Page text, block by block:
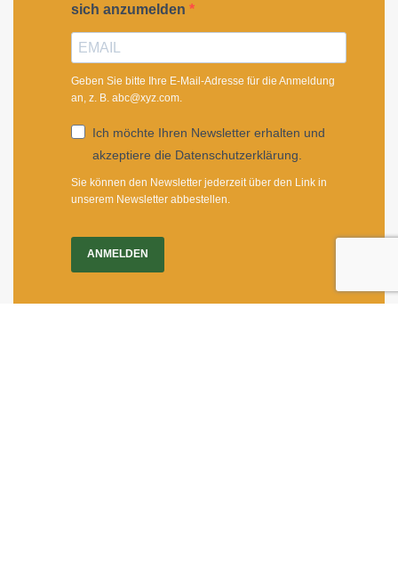
sich anzumelden
Geben Sie bitte Ihre E-Mail-Adresse für die Anmeldung
an, z. B. abc@xyz.com.
Ich möchte Ihren Newsletter erhalten und
akzeptiere die Datenschutzerklärung.
Sie können den Newsletter jederzeit über den Link in
unserem Newsletter abbestellen.
ANMELDEN